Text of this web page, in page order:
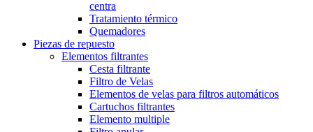
centra
Tratamiento térmico
Quemadores
Piezas de repuesto
Elementos filtrantes
Cesta filtrante
Filtro de Velas
Elementos de velas para filtros automáticos
Cartuchos filtrantes
Elemento multiple